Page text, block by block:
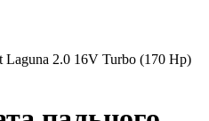
Laguna 2.0 16V Turbo (170 Hp)